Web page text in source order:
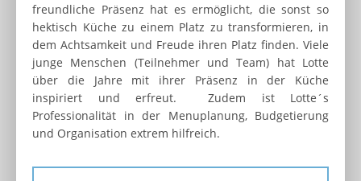
freundliche Präsenz hat es ermöglicht, die sonst so
hektisch Küche zu einem Platz zu transformieren, in
dem Achtsamkeit und Freude ihren Platz finden. Viele
junge Menschen (Teilnehmer und Team) hat Lotte
über die Jahre mit ihrer Präsenz in der Küche
inspiriert und erfreut. Zudem ist Lotte´s
Professionalität in der Menuplanung, Budgetierung
und Organisation extrem hilfreich.